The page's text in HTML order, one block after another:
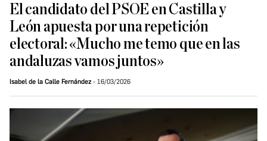
El candidato del PSOE en Castilla y
León apuesta por una repetición
electoral: «Mucho me temo que en las
andaluzas vamos juntos»
Isabel de la Calle Fernández 16/03/2026